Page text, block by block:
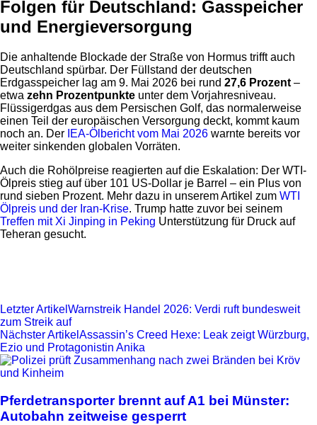
Folgen für Deutschland: Gasspeicher
und Energieversorgung
Die anhaltende Blockade der Straße von Hormus trifft auch
Deutschland spürbar. Der Füllstand der deutschen
Erdgasspeicher lag am 9. Mai 2026 bei rund 27,6 Prozent –
etwa zehn Prozentpunkte unter dem Vorjahresniveau.
Flüssigerdgas aus dem Persischen Golf, das normalerweise
einen Teil der europäischen Versorgung deckt, kommt kaum
noch an. Der IEA-Ölbericht vom Mai 2026 warnte bereits vor
weiter sinkenden globalen Vorräten.
Auch die Rohölpreise reagierten auf die Eskalation: Der WTI-
Ölpreis stieg auf über 101 US-Dollar je Barrel – ein Plus von
rund sieben Prozent. Mehr dazu in unserem Artikel zum WTI
Ölpreis und der Iran-Krise. Trump hatte zuvor bei seinem
Treffen mit Xi Jinping in Peking Unterstützung für Druck auf
Teheran gesucht.
Letzter Artikel Warnstreik Handel 2026: Verdi ruft bundesweit
zum Streik auf
Nächster Artikel Assassin’s Creed Hexe: Leak zeigt Würzburg,
Ezio und Protagonistin Anika
Pferdetransporter brennt auf A1 bei Münster:
Autobahn zeitweise gesperrt